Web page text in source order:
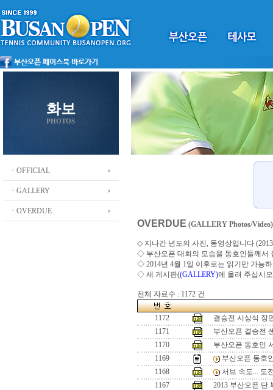
화보
PHOTOS
ㆍOFFICIAL
ㆍGALLERY
ㆍOVERDUE
OVERDUE (GALLERY Photos/Video)
◇ 지나간 년도의 사진, 동영상입니다
◇ 부산오픈 대회의 모습을 동호인들께서
◇ 2014년 4월 1일 이후로는 읽기만 가능
◇ 새 게시판((GALLERY)에 올려 주십시오
전체 자료수 : 1172 건
1172
결승전 시상식 장
1171
부산오픈 결승전
1170
부산오픈 동호인
1169
부산오픈 동호
1168
서브 속도... 도
1167
2013 부산오픈 단